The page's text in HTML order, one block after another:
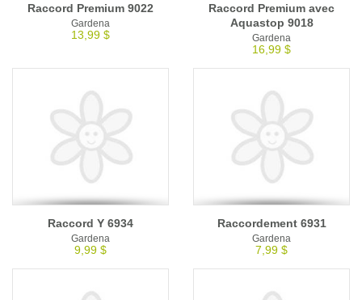
Raccord Premium 9022
Gardena
13,99 $
Raccord Premium avec
Aquastop 9018
Gardena
16,99 $
Raccord Y 6934
Gardena
9,99 $
Raccordement 6931
Gardena
7,99 $